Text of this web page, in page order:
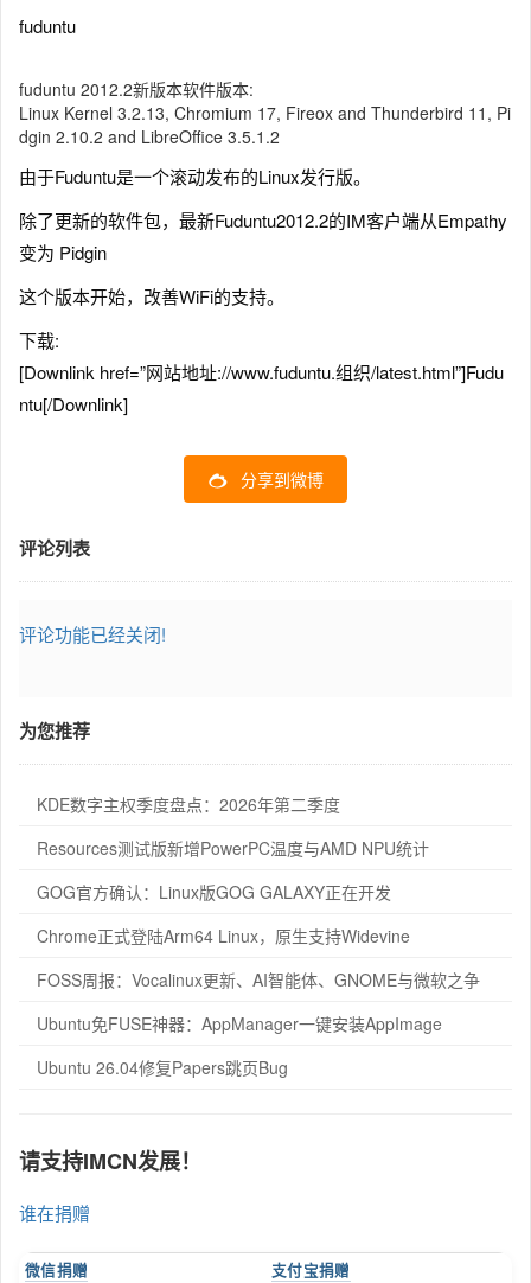
fuduntu
fuduntu 2012.2新版本软件版本:
Linux Kernel 3.2.13, Chromium 17, Fireox and Thunderbird 11, Pi
dgin 2.10.2 and LibreOffice 3.5.1.2
由于Fuduntu是一个滚动发布的Linux发行版。
除了更新的软件包，最新Fuduntu2012.2的IM客户端从Empathy
变为 Pidgin
这个版本开始，改善WiFi的支持。
下载:
[Downlink href=”网站地址://www.fuduntu.组织/latest.html”]Fudu
ntu[/Downlink]
分享到微博
评论列表
评论功能已经关闭!
为您推荐
KDE数字主权季度盘点：2026年第二季度
Resources测试版新增PowerPC温度与AMD NPU统计
GOG官方确认：Linux版GOG GALAXY正在开发
Chrome正式登陆Arm64 Linux，原生支持Widevine
FOSS周报：Vocalinux更新、AI智能体、GNOME与微软之争
Ubuntu免FUSE神器：AppManager一键安装AppImage
Ubuntu 26.04修复Papers跳页Bug
请支持IMCN发展！
谁在捐赠
微信捐赠 支付宝捐赠